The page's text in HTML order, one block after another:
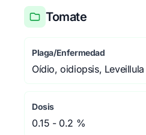
Tomate
Plaga/Enfermedad
Oídio, oidiopsis,
Dosis
0.15 - 0.2 %